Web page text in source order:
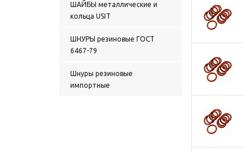
ШАЙБЫ металлические и
кольца USIT
ШНУРЫ резиновые ГОСТ
6467-79
Шнуры резиновые
импортные